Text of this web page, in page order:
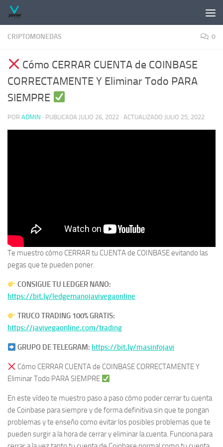
Saltar al contenido
CRIPTOMONEDAS 0
​ Cómo CERRAR CUENTA de COINBASE
CORRECTAMENTE Y Eliminar Todo PARA
SIEMPRE
POR ADMIN · PUBLICADA JULIO 26, 2022 · ACTUALIZADO JULIO 25, 2022
Te muestro cómo CERRAR tu CUENTA de COINBASE evitando las
pegas que te pueden poner.
CONSIGUE TU LEDGER NANO:
https://bit.ly/ledgernanojavivegaonline
TRUCO TRADING 100% GRATIS:
https://javivegaonline.com/trading
GRUPO DE TELEGRAM: https://bit.ly/masinfojavi
​ Cómo CERRAR CUENTA de COINBASE CORRECTAMENTE Y
Eliminar Todo PARA SIEMPRE
En este vídeo te muestro paso a paso cómo poder cerrar tu cuenta
de Coinbase para siempre y de forma definitiva sin que te pongan
problemas y te enseño como evitar los posibles problemas que te
pueden surgir a la hora de cerrar y eliminar la cuenta. Funciona para